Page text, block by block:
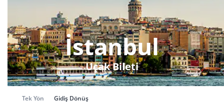
İstanbul
Uçak Bileti
Tek Yön Gidiş Dönüş